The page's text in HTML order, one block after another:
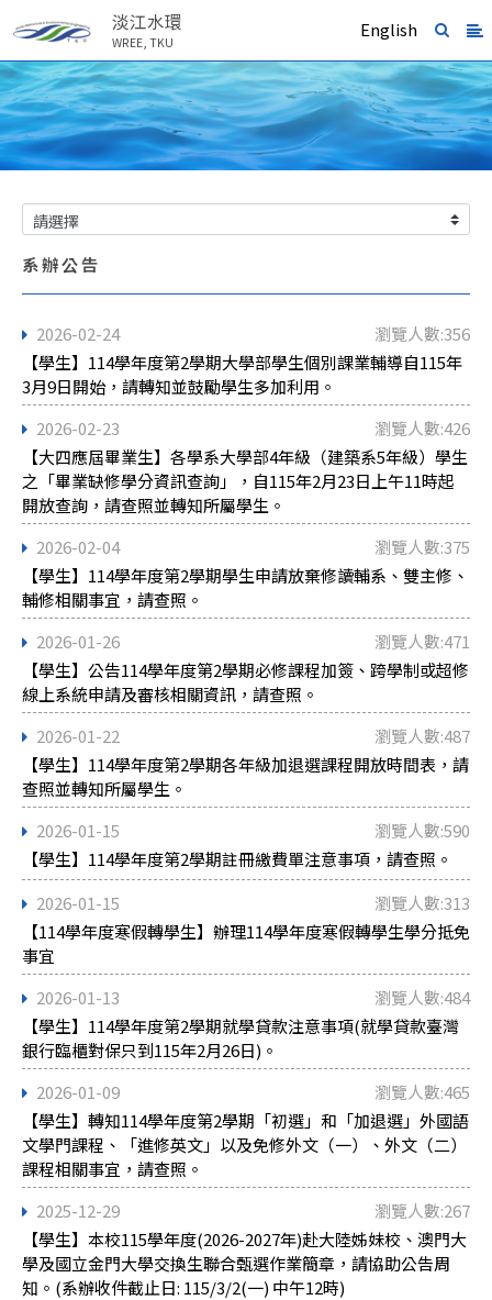
淡江水環
WREE, TKU
English
系辦公告
2026-02-24
瀏覽人數:356
【學生】114學年度第2學期大學部學生個別課業輔導自115年
3月9日開始，請轉知並鼓勵學生多加利用。
2026-02-23
瀏覽人數:426
【大四應屆畢業生】各學系大學部4年級（建築系5年級）學生
之「畢業缺修學分資訊查詢」，自115年2月23日上午11時起
開放查詢，請查照並轉知所屬學生。
2026-02-04
瀏覽人數:375
【學生】114學年度第2學期學生申請放棄修讀輔系、雙主修、
輔修相關事宜，請查照。
2026-01-26
瀏覽人數:471
【學生】公告114學年度第2學期必修課程加簽、跨學制或超修
線上系統申請及審核相關資訊，請查照。
2026-01-22
瀏覽人數:487
【學生】114學年度第2學期各年級加退選課程開放時間表，請
查照並轉知所屬學生。
2026-01-15
瀏覽人數:590
【學生】114學年度第2學期註冊繳費單注意事項，請查照。
2026-01-15
瀏覽人數:313
【114學年度寒假轉學生】辦理114學年度寒假轉學生學分抵免
事宜
2026-01-13
瀏覽人數:484
【學生】114學年度第2學期就學貸款注意事項(就學貸款臺灣
銀行臨櫃對保只到115年2月26日)。
2026-01-09
瀏覽人數:465
【學生】轉知114學年度第2學期「初選」和「加退選」外國語
文學門課程、「進修英文」以及免修外文（一）、外文（二）
課程相關事宜，請查照。
2025-12-29
瀏覽人數:267
【學生】本校115學年度(2026-2027年)赴大陸姊妹校、澳門大
學及國立金門大學交換生聯合甄選作業簡章，請協助公告周
知。(系辦收件截止日: 115/3/2(一) 中午12時)